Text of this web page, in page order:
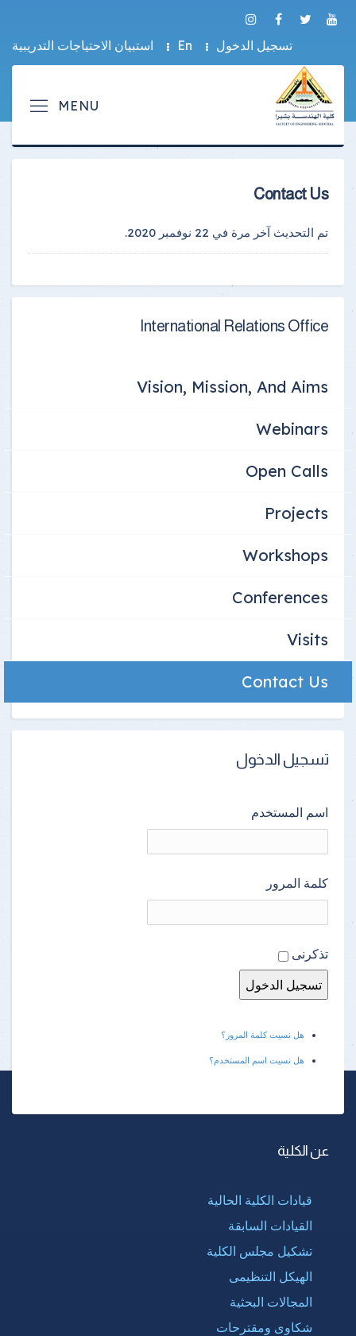
تسجيل الدخول En استبيان الاحتياجات التدريبية
Contact Us
تم التحديث آخر مرة في 22 نوفمبر 2020 .
International Relations Office
Vision, Mission, And Aims
Webinars
Open Calls
Projects
Workshops
Conferences
Visits
Contact Us
تسجيل الدخول
اسم المستخدم
كلمة المرور
تذكرنى
هل نسيت كلمة المرور؟
هل نسيت اسم المستخدم؟
عن الكلية
قيادات الكلية الحالية
القيادات السابقة
تشكيل مجلس الكلية
الهيكل التنظيمى
المجالات البحثية
شكاوى ومقترحات